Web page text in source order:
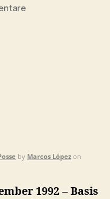
zu
by Marcos López on
1992 – Basis